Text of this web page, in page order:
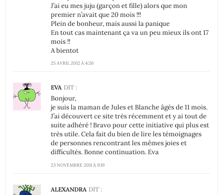
25 AVRIL 2012 À 4:26
J’ai eu mes juju (garçon et fille) alors que mon
premier n’avait que 20 mois !!!
Plein de bonheur, mais aussi la panique
En tout cas maintenant ça va un peu mieux ils ont 17
mois !!
A bientot
EVA DIT :
23 NOVEMBRE 2011 À 9:19
Bonjour,
je suis la maman de Jules et Blanche âgés de 11 mois.
J’ai découvert ce site très récemment et y ai tout de
suite adhéré ! Bravo pour cette initiative qui plus est
très utile. Cela fait du bien de lire les témoignages
de personnes rencontrant les mêmes joies et
difficultés. Bonne continuation. Eva
ALEXANDRA DIT :